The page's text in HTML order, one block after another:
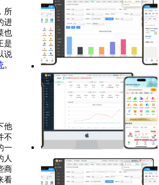
所
进
也
是
说
。
他
不
一
人
商
看